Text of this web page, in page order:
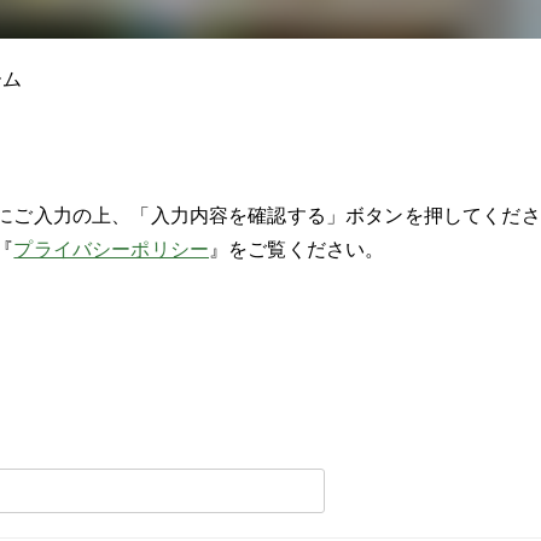
ご入力の上、「入力内容を確認する」ボタンを押してくだ
プライバシーポリシー 』をご覧ください。